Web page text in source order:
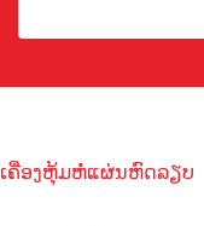
ເຄື່ອງຫຸ້ມຫໍ່ແຜ່ນຫົດລຽບ